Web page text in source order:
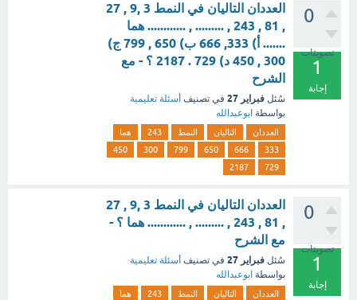
0
تصويتات
1
إجابة
العددان التاليان في النمط 3 ,9 , 27
, 81 , 243 , ......... , ............ هما
....... أ) 333, 666 ب) 650 , 799 ج)
300 , 450 د) 729 . 2187 ؟ - مع
الشرح
سُئل فبراير 27 في تصنيف أسئلة تعليمية
بواسطة ابوعبدالله
العددان التاليان النمط 243
هما
333
666
650
799
300
450
729
2187
0
تصويتات
1
إجابة
العددان التاليان في النمط 3 ,9 , 27
, 81 , 243 , ......... , ............ هما ؟ -
مع الشرح
سُئل فبراير 27 في تصنيف أسئلة تعليمية
بواسطة ابوعبدالله
العددان التاليان النمط 243 هما